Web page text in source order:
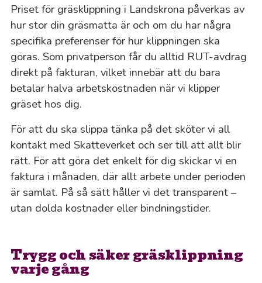
Priset för gräsklippning i Landskrona påverkas av
hur stor din gräsmatta är och om du har några
specifika preferenser för hur klippningen ska
göras. Som privatperson får du alltid RUT-avdrag
direkt på fakturan, vilket innebär att du bara
betalar halva arbetskostnaden när vi klipper
gräset hos dig.
För att du ska slippa tänka på det sköter vi all
kontakt med Skatteverket och ser till att allt blir
rätt. För att göra det enkelt för dig skickar vi en
faktura i månaden, där allt arbete under perioden
är samlat. På så sätt håller vi det transparent –
utan dolda kostnader eller bindningstider.
Trygg och säker gräsklippning
varje gång